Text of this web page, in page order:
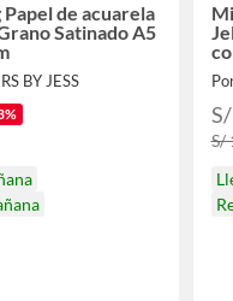
Papel de acuarela
Satinado A5
BY JESS
S/